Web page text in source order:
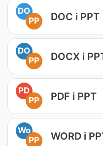
DO
PP
DOC i PPT
DO
PP
DOCX i
PD
PP
PDF i PPT
Wo
PP
WORD i